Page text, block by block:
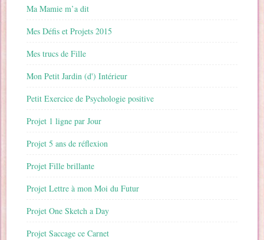
Ma Mamie m’a dit
Mes Défis et Projets 2015
Mes trucs de Fille
Mon Petit Jardin (d') Intérieur
Petit Exercice de Psychologie positive
Projet 1 ligne par Jour
Projet 5 ans de réflexion
Projet Fille brillante
Projet Lettre à mon Moi du Futur
Projet One Sketch a Day
Projet Saccage ce Carnet